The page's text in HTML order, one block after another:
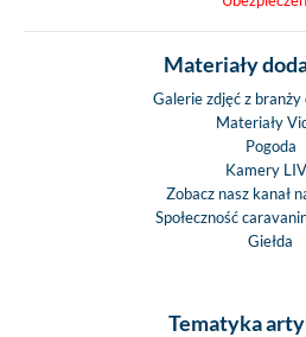
Materiały
Galerie zdjęć z
Materiały
Pogoda
Kamery
Zobacz nasz kanał
Społeczność
Giełda
Tematyka